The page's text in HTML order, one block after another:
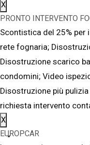
X
PRONTO INTERVENTO
Scontistica del 25% per
rete fognaria;
Disostruzione scarico
condomini; Video
Disostruzione più
richiesta intervento
X
EUROPCAR